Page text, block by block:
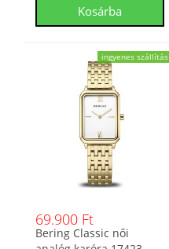
ingyenes szállítás
69.900 Ft
Bering Classic női